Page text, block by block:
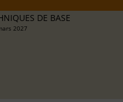
DE BASE
2027